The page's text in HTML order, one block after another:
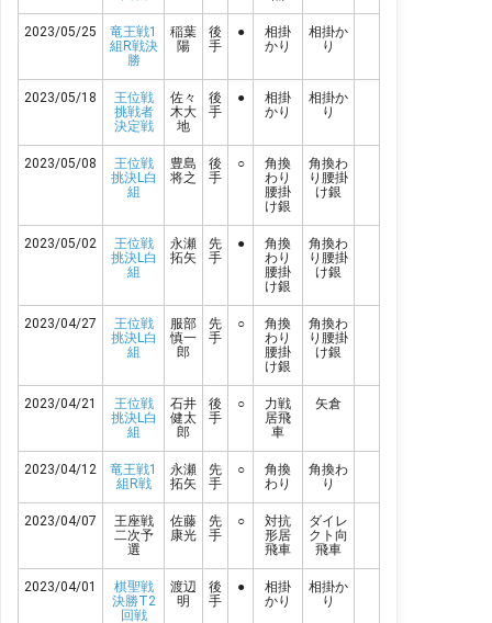
2023/05/25
竜王戦1
組R戦決
勝
稲葉
陽
後
手
●
相掛
かり
相掛か
り
2023/05/18
王位戦
挑戦者
決定戦
佐々
木大
地
後
手
●
相掛
かり
相掛か
り
2023/05/08
王位戦
挑決L白
組
豊島
将之
後
手
○
角換
わり
腰掛
け銀
角換わ
り腰掛
け銀
2023/05/02
王位戦
挑決L白
組
永瀬
拓矢
先
手
●
角換
わり
腰掛
け銀
角換わ
り腰掛
け銀
2023/04/27
王位戦
挑決L白
組
服部
慎一
郎
先
手
○
角換
わり
腰掛
け銀
角換わ
り腰掛
け銀
2023/04/21
王位戦
挑決L白
組
石井
健太
郎
後
手
○
力戦
居飛
車
矢倉
2023/04/12
竜王戦1
組R戦
永瀬
拓矢
先
手
○
角換
わり
角換わ
り
2023/04/07
王座戦
二次予
選
佐藤
康光
先
手
○
対抗
形居
飛車
ダイレ
クト向
飛車
2023/04/01
棋聖戦
決勝T2
回戦
渡辺
明
後
手
●
相掛
かり
相掛か
り